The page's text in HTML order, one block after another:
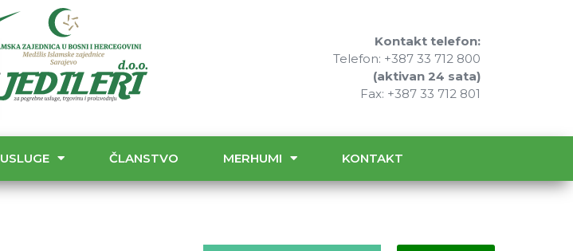
Kontakt telefon:
Telefon: +387 33 712 800
(aktivan 24 sata)
Fax: +387 33 712 801
USLUGE ČLANSTVO MERHUMI KONTAKT